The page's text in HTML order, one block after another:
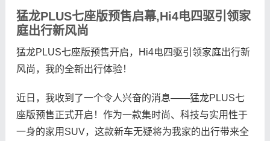
猛龙PLUS七座版预售启幕,Hi4电四驱引领家
庭出行新风尚
猛龙PLUS七座版预售开启，Hi4电四驱引领家庭出行新
风尚，我的全新出行体验！
近日，我收到了一个令人兴奋的消息——猛龙PLUS七
座版预售正式开启！作为一款集时尚、科技与实用性于
一身的家用SUV，这款新车无疑将为我家的出行带来全